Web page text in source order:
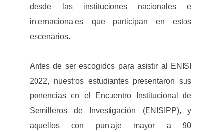
desde las instituciones nacionales e
internacionales que participan en estos
escenarios.
Antes de ser escogidos para asistir al ENISI
2022, nuestros estudiantes presentaron sus
ponencias en el Encuentro Institucional de
Semilleros de Investigación (ENISIPP), y
aquellos con puntaje mayor a 90